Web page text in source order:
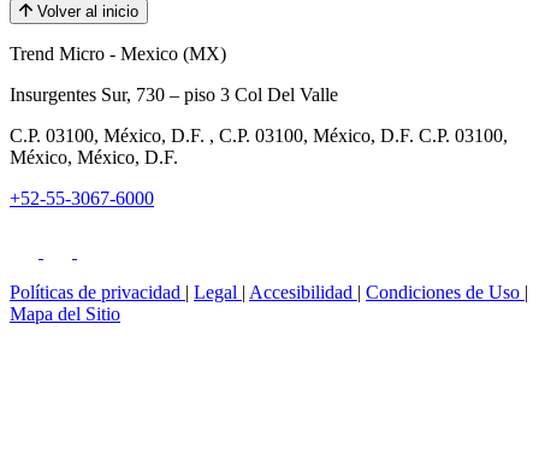
Volver al inicio
Trend Micro - Mexico (MX)
Insurgentes Sur, 730 – piso 3 Col Del Valle
C.P. 03100, México, D.F. , C.P. 03100, México, D.F. C.P. 03100,
México, México, D.F.
+52-55-3067-6000
Políticas de privacidad | Legal | Accesibilidad | Condiciones de Uso |
Mapa del Sitio